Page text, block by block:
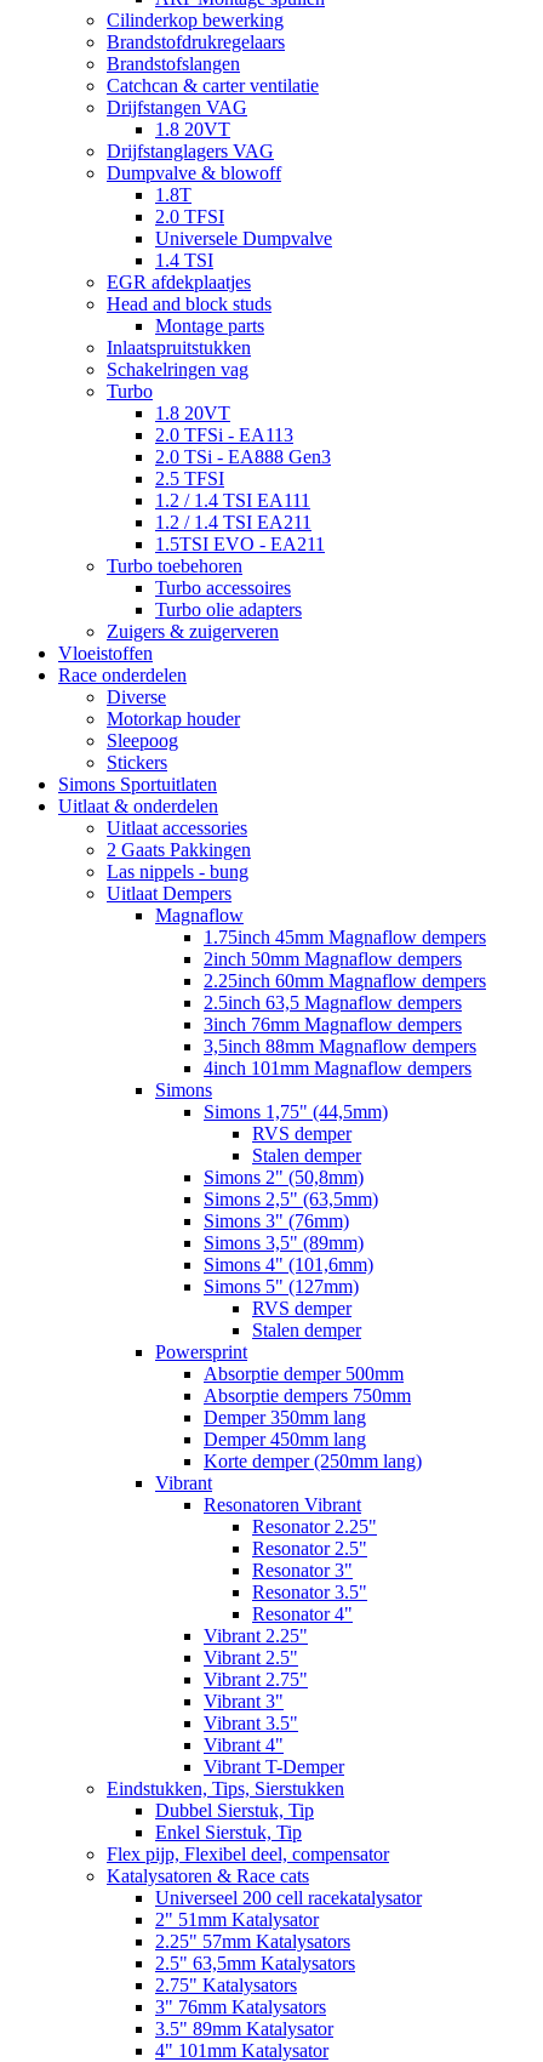
Cilinderkop bewerking
Brandstofdrukregelaars
Brandstofslangen
Catchcan & carter ventilatie
Drijfstangen VAG
1.8 20VT
Drijfstanglagers VAG
Dumpvalve & blowoff
1.8T
2.0 TFSI
Universele Dumpvalve
1.4 TSI
EGR afdekplaatjes
Head and block studs
Montage parts
Inlaatspruitstukken
Schakelringen vag
Turbo
1.8 20VT
2.0 TFSi - EA113
2.0 TSi - EA888 Gen3
2.5 TFSI
1.2 / 1.4 TSI EA111
1.2 / 1.4 TSI EA211
1.5TSI EVO - EA211
Turbo toebehoren
Turbo accessoires
Turbo olie adapters
Zuigers & zuigerveren
Vloeistoffen
Race onderdelen
Diverse
Motorkap houder
Sleepoog
Stickers
Simons Sportuitlaten
Uitlaat & onderdelen
Uitlaat accessories
2 Gaats Pakkingen
Las nippels - bung
Uitlaat Dempers
Magnaflow
1.75inch 45mm Magnaflow dempers
2inch 50mm Magnaflow dempers
2.25inch 60mm Magnaflow dempers
2.5inch 63,5 Magnaflow dempers
3inch 76mm Magnaflow dempers
3,5inch 88mm Magnaflow dempers
4inch 101mm Magnaflow dempers
Simons
Simons 1,75" (44,5mm)
RVS demper
Stalen demper
Simons 2" (50,8mm)
Simons 2,5" (63,5mm)
Simons 3" (76mm)
Simons 3,5" (89mm)
Simons 4" (101,6mm)
Simons 5" (127mm)
RVS demper
Stalen demper
Powersprint
Absorptie demper 500mm
Absorptie dempers 750mm
Demper 350mm lang
Demper 450mm lang
Korte demper (250mm lang)
Vibrant
Resonatoren Vibrant
Resonator 2.25"
Resonator 2.5"
Resonator 3"
Resonator 3.5"
Resonator 4"
Vibrant 2.25"
Vibrant 2.5"
Vibrant 2.75"
Vibrant 3"
Vibrant 3.5"
Vibrant 4"
Vibrant T-Demper
Eindstukken, Tips, Sierstukken
Dubbel Sierstuk, Tip
Enkel Sierstuk, Tip
Flex pijp, Flexibel deel, compensator
Katalysatoren & Race cats
Universeel 200 cell racekatalysator
2" 51mm Katalysator
2.25" 57mm Katalysators
2.5" 63,5mm Katalysators
2.75" Katalysators
3" 76mm Katalysators
3.5" 89mm Katalysator
4" 101mm Katalysator